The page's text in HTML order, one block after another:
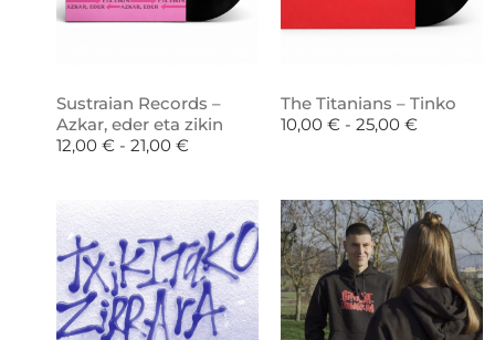
Sustraian Records –
Azkar, eder eta zikin
12,00 € - 21,00 €
The Titanians – Tinko
10,00 € - 25,00 €